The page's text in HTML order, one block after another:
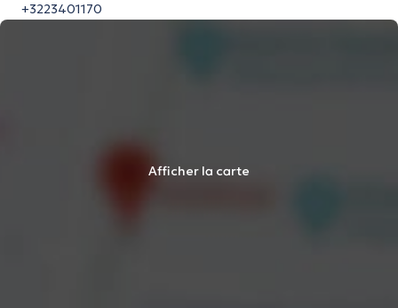
+3223401170
Afficher la carte